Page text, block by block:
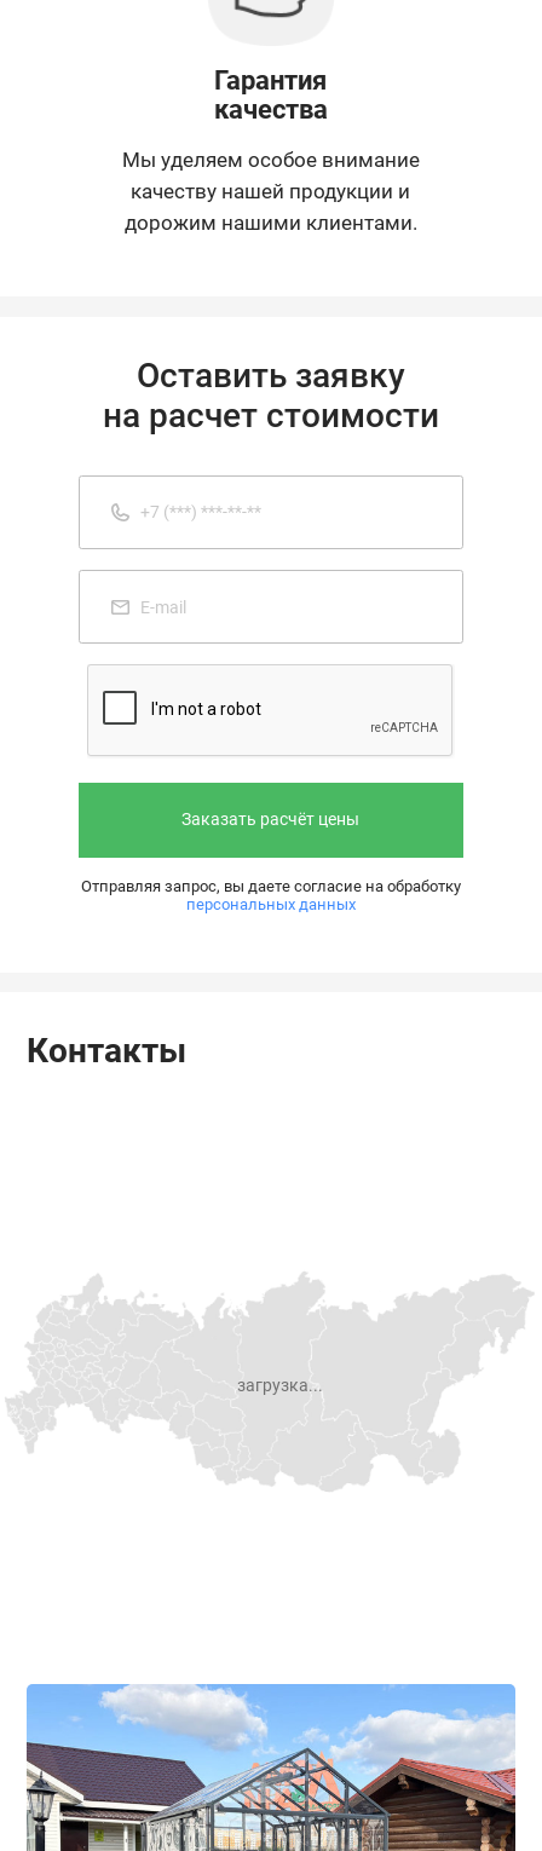
Гарантия
качества
Мы уделяем особое внимание
качеству нашей продукции и
дорожим нашими клиентами.
Оставить заявку
на расчет стоимости
Заказать расчёт цены
Отправляя запрос, вы даете согласие на обработку
персональных данных
Контакты
загрузка...